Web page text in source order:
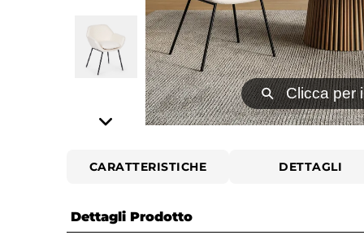
⚲ Clicca per
CARATTERISTICHE DETTAGLI
Dettagli Prodotto